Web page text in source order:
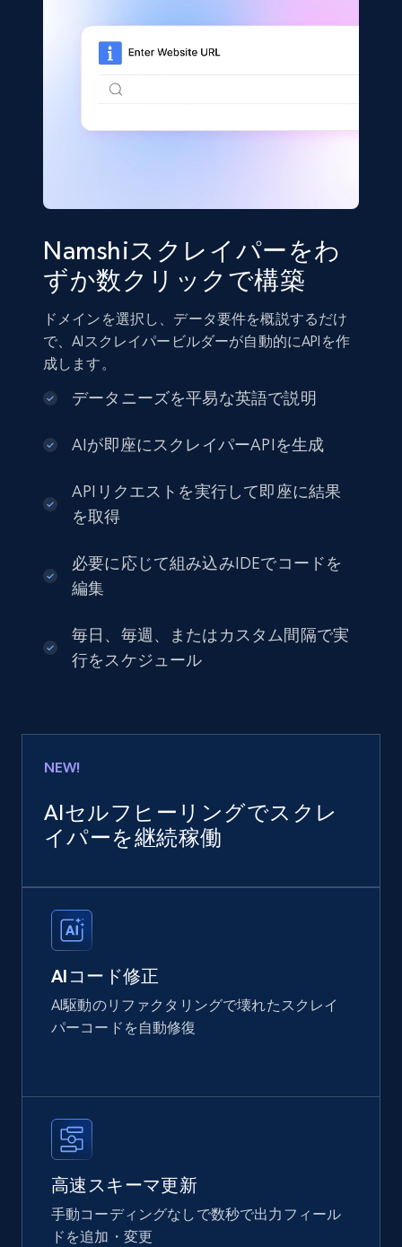
Namshiスクレイパーをわ
ずか数クリックで構築
ドメインを選択し、データ要件を概説するだけ
で、AIスクレイパービルダーが自動的にAPIを作
成します。
データニーズを平易な英語で説明
AIが即座にスクレイパーAPIを生成
APIリクエストを実行して即座に結果
を取得
必要に応じて組み込みIDEでコードを
編集
毎日、毎週、またはカスタム間隔で実
行をスケジュール
NEW!
AIセルフヒーリングでスクレ
イパーを継続稼働
AIコード修正
AI駆動のリファクタリングで壊れたスクレイ
パーコードを自動修復
高速スキーマ更新
手動コーディングなしで数秒で出力フィール
ドを追加・変更